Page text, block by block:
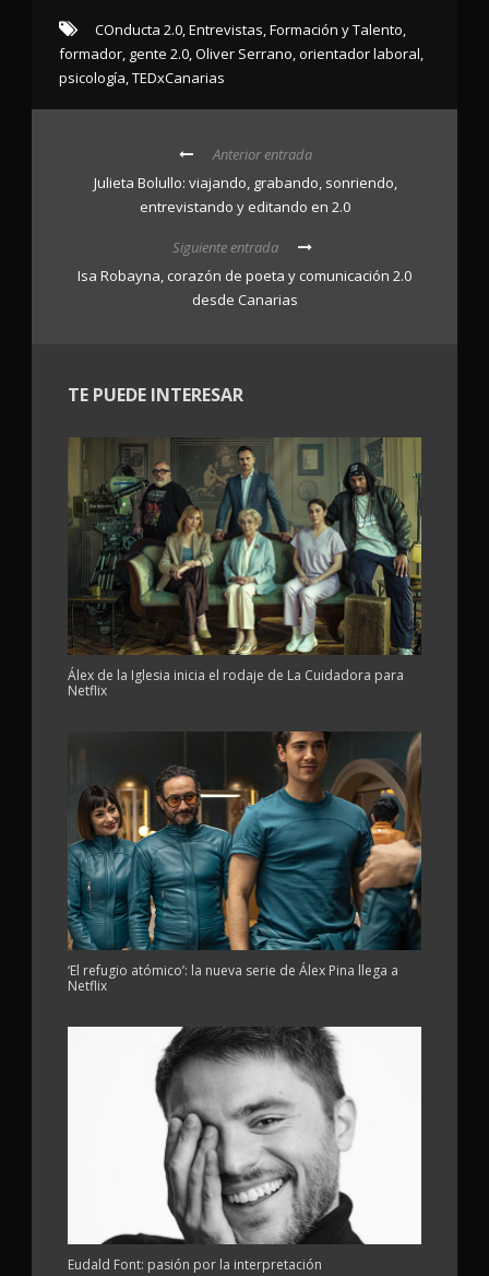
COnducta 2.0,Entrevistas,Formación y Talento,
formador, gente 2.0,Oliver Serrano,orientador laboral,
psicología,TEDxCanarias
Anterior entrada
Julieta Bolullo: viajando, grabando, sonriendo,
entrevistando y editando en 2.0
Siguiente entrada
Isa Robayna, corazón de poeta y comunicación 2.0
desde Canarias
TE PUEDE INTERESAR
Álex de la Iglesia inicia el rodaje de La Cuidadora para
Netflix
‘El refugio atómico’: la nueva serie de Álex Pina llega a
Netflix
Eudald Font: pasión por la interpretación